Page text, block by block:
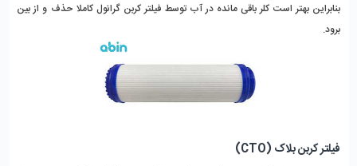
بنابراین بهتر است کلر باقی مانده در آب توسط فیلتر کربن گرانول کاملا حذف و از بین
برود.
فیلتر کربن بلاک (CTO)